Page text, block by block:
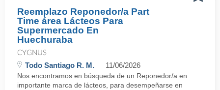
Reemplazo Reponedor/a Part
Time área Lácteos Para
Supermercado En
Huechuraba
CYGNUS
Todo Santiago R. M. 11/06/2026
Nos encontramos en búsqueda de un Reponedor/a en
importante marca de lácteos, para desempeñarse en